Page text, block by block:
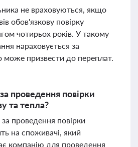
не враховуються, якщо
обов'язкову повірку
чотирьох років. У такому
нараховується за
призвести до переплат.
проведення повірки
та тепла?
за проведення повірки
на споживачі, який
компанію для проведення